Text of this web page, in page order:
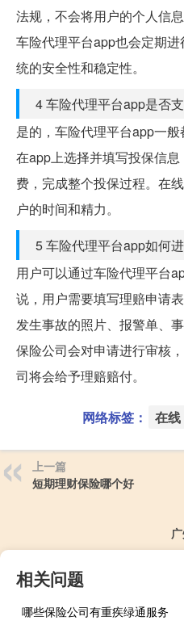
法规，不会将用户的个人信
车险代理平台app也会定期
统的安全性和稳定性。
4 车险代理平台app是否
是的，车险代理平台app一
在app上选择并填写投保信
费，完成整个投保过程。在
户的时间和精力。
5 车险代理平台app如何
用户可以通过车险代理平台
说，用户需要填写理赔申请
发生事故的照片、报警单、
保险公司会对申请进行审核
司将会给予理赔赔付。
网络标签： 在线
上一篇
短期理财保险哪个好
相关问题
哪些保险公司有重疾绿通服务